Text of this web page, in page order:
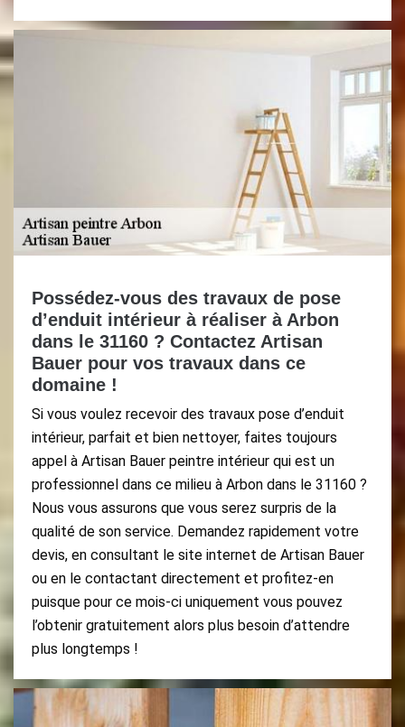
Possédez-vous des travaux de pose
d’enduit intérieur à réaliser à Arbon
dans le 31160 ? Contactez Artisan
Bauer pour vos travaux dans ce
domaine !
Si vous voulez recevoir des travaux pose d’enduit
intérieur, parfait et bien nettoyer, faites toujours
appel à Artisan Bauer peintre intérieur qui est un
professionnel dans ce milieu à Arbon dans le 31160 ?
Nous vous assurons que vous serez surpris de la
qualité de son service. Demandez rapidement votre
devis, en consultant le site internet de Artisan Bauer
ou en le contactant directement et profitez-en
puisque pour ce mois-ci uniquement vous pouvez
l’obtenir gratuitement alors plus besoin d’attendre
plus longtemps !